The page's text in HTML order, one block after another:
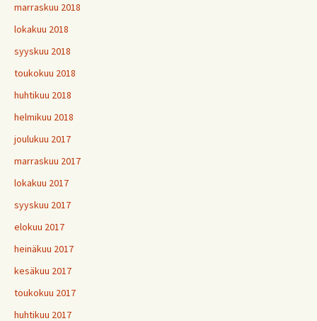
marraskuu 2018
lokakuu 2018
syyskuu 2018
toukokuu 2018
huhtikuu 2018
helmikuu 2018
joulukuu 2017
marraskuu 2017
lokakuu 2017
syyskuu 2017
elokuu 2017
heinäkuu 2017
kesäkuu 2017
toukokuu 2017
huhtikuu 2017